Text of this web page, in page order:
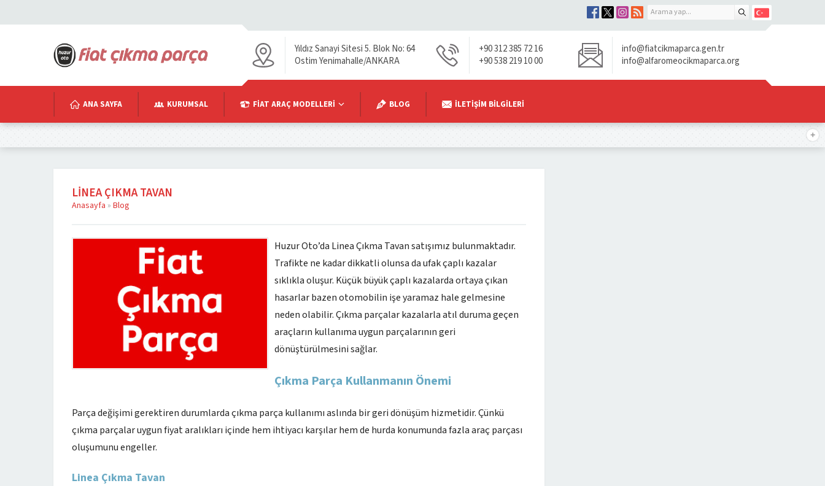
Yıldız Sanayi Sitesi 5. Blok No: 64
Ostim Yenimahalle/ANKARA
+90 312 385 72 16
+90 538 219 10 00
info@fiatcikmaparca.gen.tr
info@alfaromeocikmaparca.org
ANA SAYFA KURUMSAL FIAT ARAÇ MODELLERI BLOG İLETIŞIM BILGILERI
LINEA ÇIKMA TAVAN
Anasayfa » Blog
Huzur Oto’da Linea Çıkma Tavan satışımız bulunmaktadır.
Trafikte ne kadar dikkatli olunsa da ufak çaplı kazalar
sıklıkla oluşur. Küçük büyük çaplı kazalarda ortaya çıkan
hasarlar bazen otomobilin işe yaramaz hale gelmesine
neden olabilir. Çıkma parçalar kazalarla atıl duruma geçen
araçların kullanıma uygun parçalarının geri
dönüştürülmesini sağlar.
Çıkma Parça Kullanmanın Önemi
Parça değişimi gerektiren durumlarda çıkma parça kullanımı aslında bir geri dönüşüm hizmetidir. Çünkü
çıkma parçalar uygun fiyat aralıkları içinde hem ihtiyacı karşılar hem de hurda konumunda fazla araç parçası
oluşumunu engeller.
Linea Çıkma Tavan